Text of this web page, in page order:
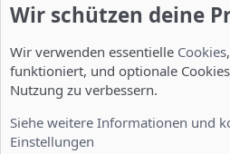
Wir schützen deine
Wir verwenden essentielle Cookies
funktioniert, und optionale
Nutzung zu verbessern.
Siehe weitere Informationen und
Einstellungen